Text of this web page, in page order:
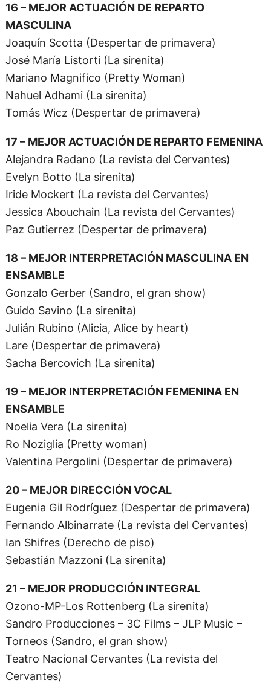
16 – MEJOR ACTUACIÓN DE REPARTO
MASCULINA
Joaquín Scotta (Despertar de primavera)
José María Listorti (La sirenita)
Mariano Magnifico (Pretty Woman)
Nahuel Adhami (La sirenita)
Tomás Wicz (Despertar de primavera)
17 – MEJOR ACTUACIÓN DE REPARTO FEMENINA
Alejandra Radano (La revista del Cervantes)
Evelyn Botto (La sirenita)
Iride Mockert (La revista del Cervantes)
Jessica Abouchain (La revista del Cervantes)
Paz Gutierrez (Despertar de primavera)
18 – MEJOR INTERPRETACIÓN MASCULINA EN
ENSAMBLE
Gonzalo Gerber (Sandro, el gran show)
Guido Savino (La sirenita)
Julián Rubino (Alicia, Alice by heart)
Lare (Despertar de primavera)
Sacha Bercovich (La sirenita)
19 – MEJOR INTERPRETACIÓN FEMENINA EN
ENSAMBLE
Noelia Vera (La sirenita)
Ro Noziglia (Pretty woman)
Valentina Pergolini (Despertar de primavera)
20 – MEJOR DIRECCIÓN VOCAL
Eugenia Gil Rodríguez (Despertar de primavera)
Fernando Albinarrate (La revista del Cervantes)
Ian Shifres (Derecho de piso)
Sebastián Mazzoni (La sirenita)
21 – MEJOR PRODUCCIÓN INTEGRAL
Ozono-MP-Los Rottenberg (La sirenita)
Sandro Producciones – 3C Films – JLP Music –
Torneos (Sandro, el gran show)
Teatro Nacional Cervantes (La revista del
Cervantes)